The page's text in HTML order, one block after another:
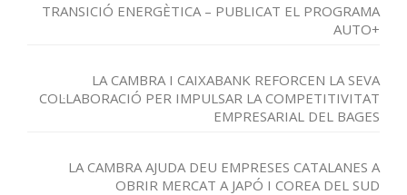
TRANSICIÓ ENERGÈTICA – PUBLICAT EL PROGRAMA
AUTO+
LA CAMBRA I CAIXABANK REFORCEN LA SEVA
COL·LABORACIÓ PER IMPULSAR LA COMPETITIVITAT
EMPRESARIAL DEL BAGES
LA CAMBRA AJUDA DEU EMPRESES CATALANES A
OBRIR MERCAT A JAPÓ I COREA DEL SUD